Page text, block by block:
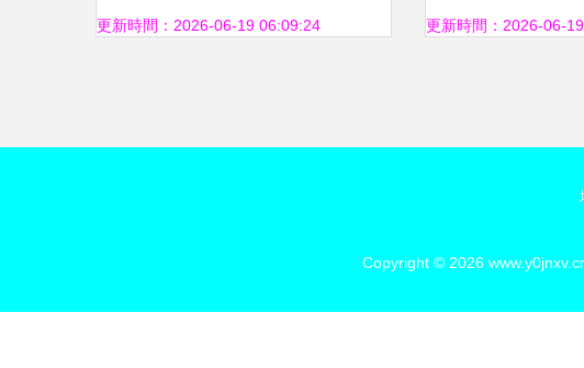
更新時間：2026-06-19 06:09:24 投
更新時間：2026-06-
Copyright © 2026